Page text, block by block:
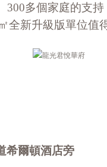
300多個家庭的支
全新升級版單位值
希爾頓酒店旁